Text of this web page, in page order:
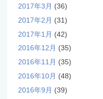
2017年3月 (36)
2017年2月 (31)
2017年1月 (42)
2016年12月 (35)
2016年11月 (35)
2016年10月 (48)
2016年9月 (39)